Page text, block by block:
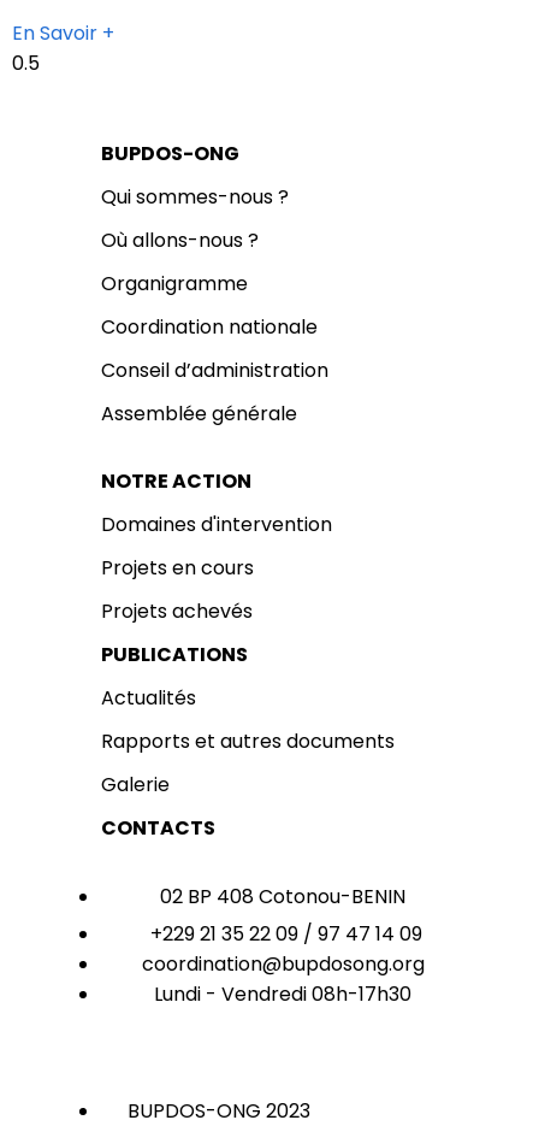
En Savoir +
BUPDOS-ONG
Qui sommes-nous ?
Où allons-nous ?
Organigramme
Coordination nationale
Conseil d’administration
Assemblée générale
NOTRE ACTION
Domaines d'intervention
Projets en cours
Projets achevés
PUBLICATIONS
Actualités
Rapports et autres documents
Galerie
CONTACTS
02 BP 408 Cotonou-BENIN
+229 21 35 22 09 / 97 47 14 09
coordination@bupdosong.org
Lundi - Vendredi 08h-17h30
BUPDOS-ONG 2023